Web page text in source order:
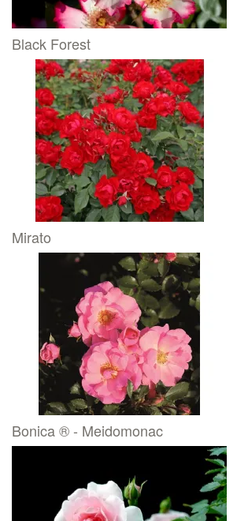
Black Forest
Mirato
Bonica ® - Meidomonac